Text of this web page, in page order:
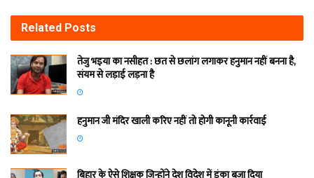
Related Posts
तेजु भइया का नसीहत : छत से छलांग लगाकर हनुमान नहीं बनना है,
संयम से लड़ाई लड़ना है
हनुमान जी मंदिर खाली करिए नहीं तो होगी कानूनी कार्रवाई